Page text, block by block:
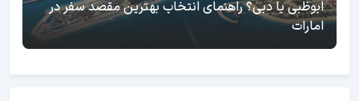
ابوظبی یا دبی؟ راهنمای انتخاب بهترین مقصد سفر در
امارات